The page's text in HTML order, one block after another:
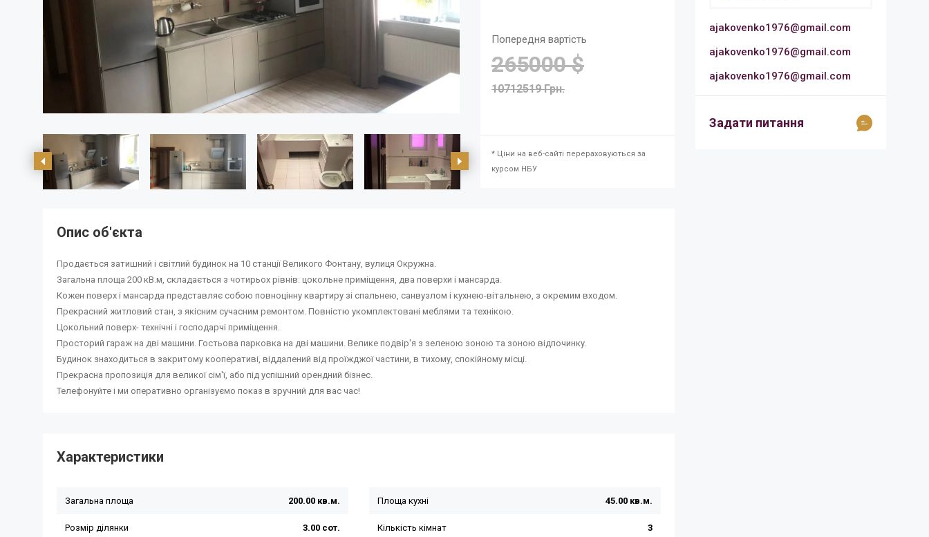
Попередня вартість
265000 $
10712519 Грн.
* Ціни на веб-сайті перераховуються за
курсом НБУ
Опис об'єкта
Продається затишний і світлий будинок на 10 станції Великого Фонтану, вулиця Окружна.
Загальна площа 200 кВ.м, складається з чотирьох рівнів: цокольне приміщення, два поверхи і мансарда.
Кожен поверх і мансарда представляє собою повноцінну квартиру зі спальнею, санвузлом і кухнею-вітальнею, з окремим входом.
Прекрасний житловий стан, з якісним сучасним ремонтом. Повністю укомплектовані меблями та технікою.
Цокольний поверх- технічні і господарчі приміщення.
Просторий гараж на дві машини. Гостьова парковка на дві машини. Велике подвір'я з зеленою зоною та зоною відпочинку.
Будинок знаходиться в закритому кооперативі, віддалений від проїжджої частини, в тихому, спокійному місці.
Прекрасна пропозиція для великої сім'ї, або під успішний орендний бізнес.
Телефонуйте і ми оперативно організуємо показ в зручний для вас час!
Характеристики
ajakovenko1976@gmail.com
ajakovenko1976@gmail.com
ajakovenko1976@gmail.com
Задати питання